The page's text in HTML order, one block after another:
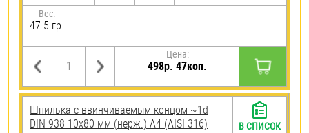
Вес:
47.5 гр.
Цена:
498р. 47коп.
Шпилька c ввинчиваемым концом ~1d
DIN 938 10х80 мм (нерж.) A4 (AISI 316)
В СПИСОК